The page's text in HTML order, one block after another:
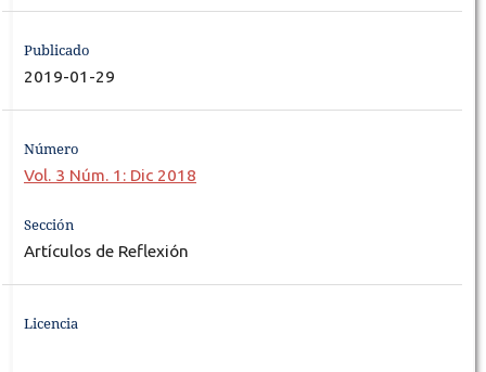
Publicado
2019-01-29
Número
Vol. 3 Núm. 1: Dic 2018
Sección
Artículos de Reflexión
Licencia